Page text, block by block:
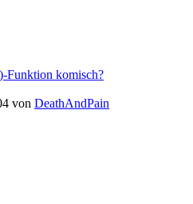
Funktion komisch?
von DeathAndPain